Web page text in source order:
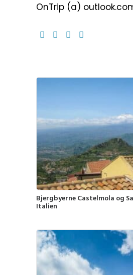
OnTrip (a)
Bjergbyerne Castelmola og
Italien